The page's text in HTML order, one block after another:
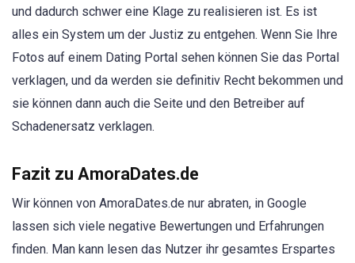
und dadurch schwer eine Klage zu realisieren ist. Es ist
alles ein System um der Justiz zu entgehen. Wenn Sie Ihre
Fotos auf einem Dating Portal sehen können Sie das Portal
verklagen, und da werden sie definitiv Recht bekommen und
sie können dann auch die Seite und den Betreiber auf
Schadenersatz verklagen.
Fazit zu AmoraDates.de
Wir können von AmoraDates.de nur abraten, in Google
lassen sich viele negative Bewertungen und Erfahrungen
finden. Man kann lesen das Nutzer ihr gesamtes Erspartes